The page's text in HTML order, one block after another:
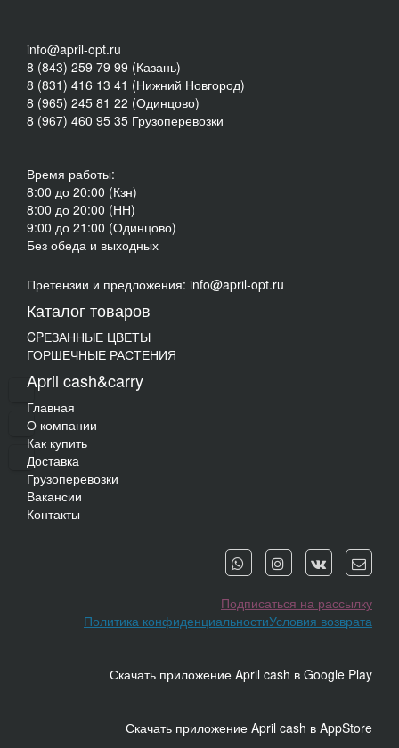
info@april-opt.ru
8 (843) 259 79 99 (Казань)
8 (831) 416 13 41 (Нижний Новгород)
8 (965) 245 81 22 (Одинцово)
8 (967) 460 95 35 Грузоперевозки
Время работы:
8:00 до 20:00 (Кзн)
8:00 до 20:00 (НН)
9:00 до 21:00 (Одинцово)
Без обеда и выходных
Претензии и предложения: info@april-opt.ru
Каталог товаров
CPЕЗАННЫЕ ЦВЕТЫ
ГОРШЕЧНЫЕ РАСТЕНИЯ
April cash&carry
Главная
О компании
Как купить
Доставка
Грузоперевозки
Вакансии
Контакты
Подписаться на рассылку
Условия возврата
Политика конфиденциальности
Скачать приложение April cash в Google Play
Скачать приложение April cash в AppStore